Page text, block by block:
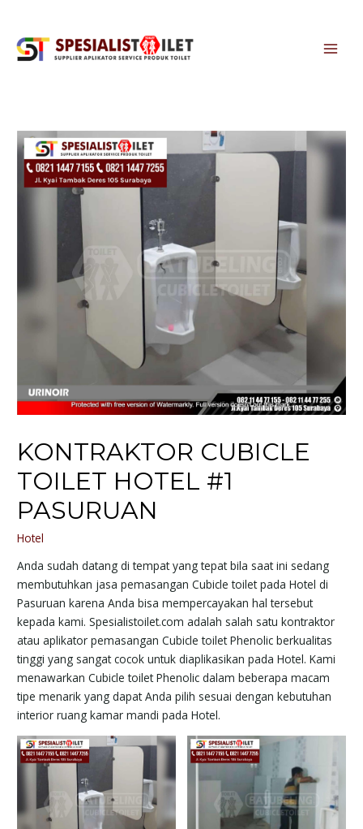
KONTRAKTOR CUBICLE
TOILET HOTEL #1
PASURUAN
Hotel
Anda sudah datang di tempat yang tepat bila saat ini sedang
membutuhkan jasa pemasangan Cubicle toilet pada Hotel di
Pasuruan karena Anda bisa mempercayakan hal tersebut
kepada kami. Spesialistoilet.com adalah salah satu kontraktor
atau aplikator pemasangan Cubicle toilet Phenolic berkualitas
tinggi yang sangat cocok untuk diaplikasikan pada Hotel. Kami
menawarkan Cubicle toilet Phenolic dalam beberapa macam
tipe menarik yang dapat Anda pilih sesuai dengan kebutuhan
interior ruang kamar mandi pada Hotel.